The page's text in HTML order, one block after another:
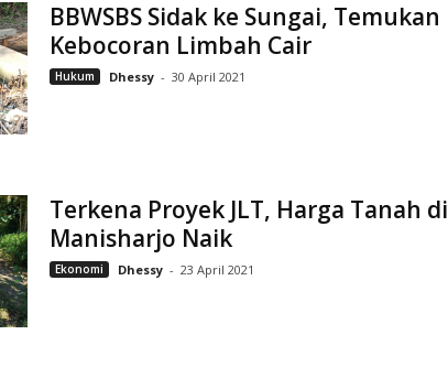
BBWSBS Sidak ke Sungai, Temukan
Kebocoran Limbah Cair
Hukum Dhessy - 30 April 2021
Terkena Proyek JLT, Harga Tanah di
Manisharjo Naik
Ekonomi Dhessy - 23 April 2021